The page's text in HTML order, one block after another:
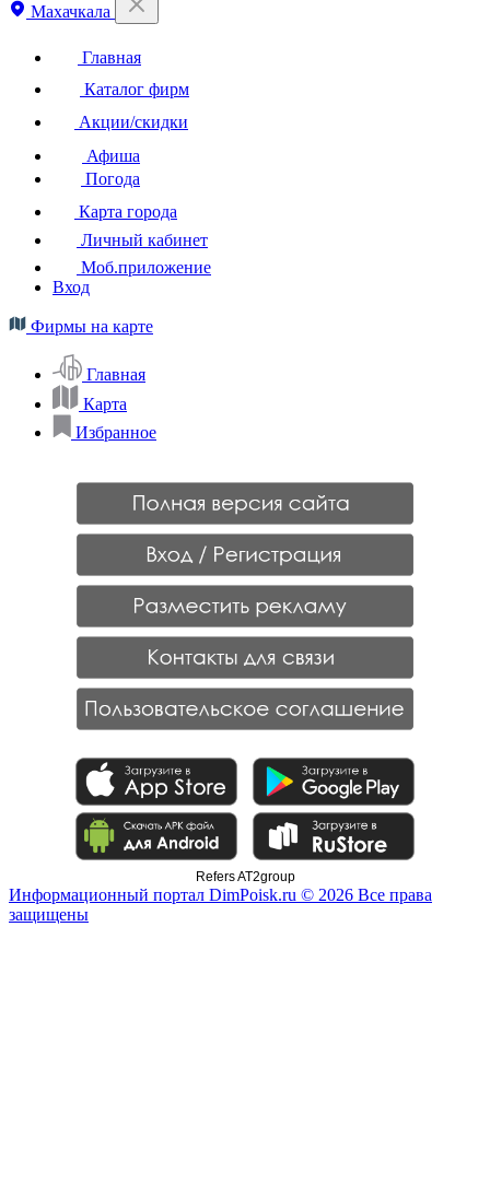
Махачкала
Главная
Каталог фирм
Акции/скидки
Афиша
Погода
Карта города
Личный кабинет
Моб.приложение
Вход
Фирмы на карте
Главная
Карта
Избранное
Refers AT2group
Информационный портал DimPoisk.ru © 2026 Все права
защищены